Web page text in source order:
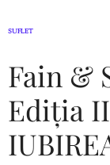
SUFLET
Fain &
Ediția